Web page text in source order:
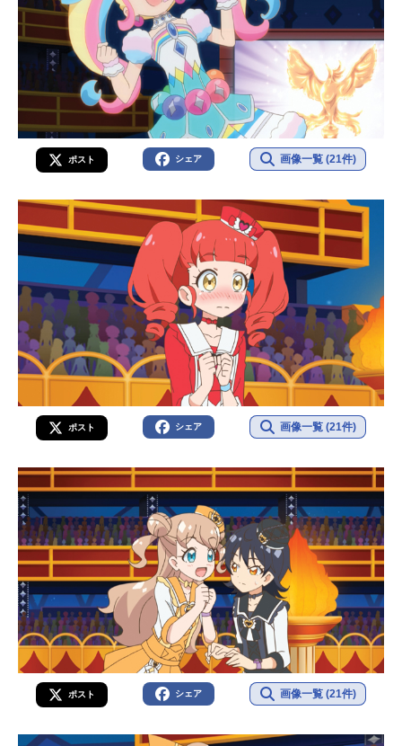
ポスト シェア 画像一覧 (21件)
ポスト シェア 画像一覧 (21件)
ポスト シェア 画像一覧 (21件)